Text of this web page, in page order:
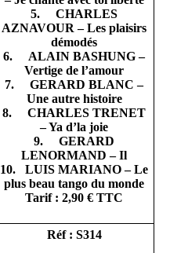
5. CHARLES
AZNAVOUR – Les plaisirs
démodés
6. ALAIN BASHUNG –
Vertige de l’amour
7. GERARD BLANC –
Une autre histoire
8. CHARLES TRENET
– Ya d’la joie
9. GERARD
LENORMAND – Il
10. LUIS MARIANO – Le
plus beau tango du monde
Tarif : 2,90 € TTC
Réf : S314